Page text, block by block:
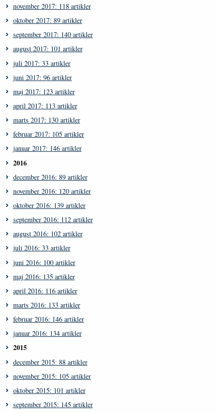
november 2017: 118 artikler
oktober 2017: 89 artikler
september 2017: 140 artikler
august 2017: 101 artikler
juli 2017: 33 artikler
juni 2017: 96 artikler
maj 2017: 123 artikler
april 2017: 113 artikler
marts 2017: 130 artikler
februar 2017: 105 artikler
januar 2017: 146 artikler
2016
december 2016: 89 artikler
november 2016: 120 artikler
oktober 2016: 139 artikler
september 2016: 112 artikler
august 2016: 102 artikler
juli 2016: 33 artikler
juni 2016: 100 artikler
maj 2016: 135 artikler
april 2016: 116 artikler
marts 2016: 133 artikler
februar 2016: 146 artikler
januar 2016: 134 artikler
2015
december 2015: 88 artikler
november 2015: 105 artikler
oktober 2015: 101 artikler
september 2015: 145 artikler